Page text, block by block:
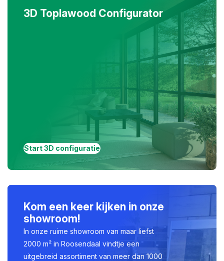
3D Toplawood Configurator
Start 3D configuratie
Kom een keer kijken in onze
showroom!
In onze ruime showroom van maar liefst
2000 m² in Roosendaal vindtje een
uitgebreid assortiment van meer dan 1000